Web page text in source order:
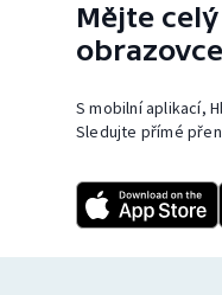
Mějte
S mobilní aplikací,
Sledujte přímé